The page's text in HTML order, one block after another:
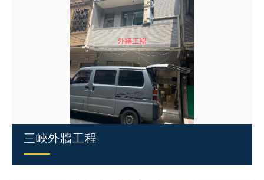
三峽外牆工程